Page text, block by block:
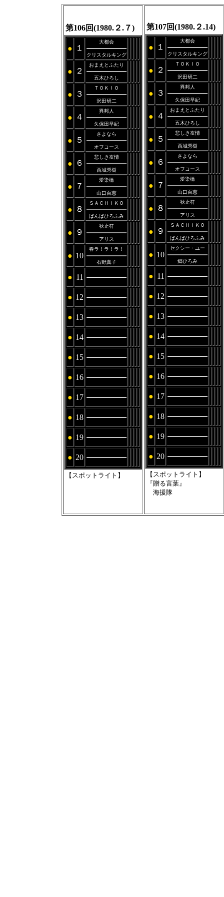
第106回(1980.２.７)
● １
大都会
クリスタルキング
● ２
おまえとふたり
五木ひろし
● ３
ＴＯＫＩＯ
沢田研二
● ４
異邦人
久保田早紀
● ５
さよなら
オフコース
● ６
悲しき友情
西城秀樹
● ７
愛染橋
山口百恵
● ８
ＳＡＣＨＩＫＯ
ばんばひろふみ
● ９
秋止符
アリス
● 10
春ラ！ラ！ラ！
石野真子
● 11
● 12
● 13
● 14
● 15
● 16
● 17
● 18
● 19
● 20
【スポットライト】
第107回(1980.２.14)
● １
大都会
クリスタルキング
● ２
ＴＯＫＩＯ
沢田研二
● ３
異邦人
久保田早紀
● ４
おまえとふたり
五木ひろし
● ５
悲しき友情
西城秀樹
● ６
さよなら
オフコース
● ７
愛染橋
山口百恵
● ８
秋止符
アリス
● ９
ＳＡＣＨＩＫＯ
ばんばひろふみ
● 10
セクシー・ユー
郷ひろみ
● 11
● 12
● 13
● 14
● 15
● 16
● 17
● 18
● 19
● 20
【スポットライト】
『贈る言葉』
海援隊